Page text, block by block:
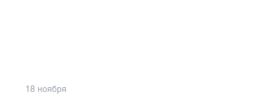
18 ноября